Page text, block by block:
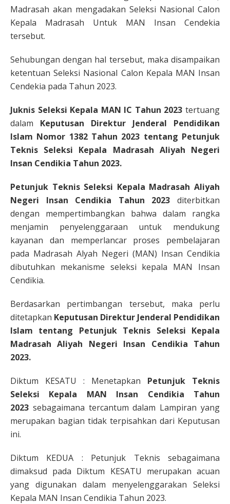
Madrasah akan mengadakan Seleksi Nasional Calon
Kepala Madrasah Untuk MAN Insan Cendekia
tersebut.
Sehubungan dengan hal tersebut, maka disampaikan
ketentuan Seleksi Nasional Calon Kepala MAN Insan
Cendekia pada Tahun 2023.
Juknis Seleksi Kepala MAN IC Tahun 2023 tertuang
dalam Keputusan Direktur Jenderal Pendidikan
Islam Nomor 1382 Tahun 2023 tentang Petunjuk
Teknis Seleksi Kepala Madrasah Aliyah Negeri
Insan Cendikia Tahun 2023.
Petunjuk Teknis Seleksi Kepala Madrasah Aliyah
Negeri Insan Cendikia Tahun 2023 diterbitkan
dengan mempertimbangkan bahwa dalam rangka
menjamin penyelenggaraan untuk mendukung
kayanan dan memperlancar proses pembelajaran
pada Madrasah Alyah Negeri (MAN) Insan Cendikia
dibutuhkan mekanisme seleksi kepala MAN Insan
Cendikia.
Berdasarkan pertimbangan tersebut, maka perlu
ditetapkan Keputusan Direktur Jenderal Pendidikan
Islam tentang Petunjuk Teknis Seleksi Kepala
Madrasah Aliyah Negeri Insan Cendikia Tahun
2023.
Diktum KESATU : Menetapkan Petunjuk Teknis
Seleksi Kepala MAN Insan Cendikia Tahun
2023 sebagaimana tercantum dalam Lampiran yang
merupakan bagian tidak terpisahkan dari Keputusan
ini.
Diktum KEDUA : Petunjuk Teknis sebagaimana
dimaksud pada Diktum KESATU merupakan acuan
yang digunakan dalam menyelenggarakan Seleksi
Kepala MAN Insan Cendikia Tahun 2023.